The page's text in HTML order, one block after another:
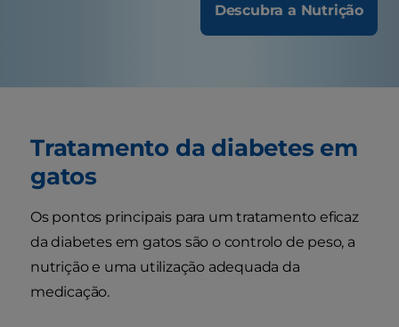
Descubra a Nutrição
Tratamento da diabetes em
gatos
Os pontos principais para um tratamento eficaz
da diabetes em gatos são o controlo de peso, a
nutrição e uma utilização adequada da
medicação.